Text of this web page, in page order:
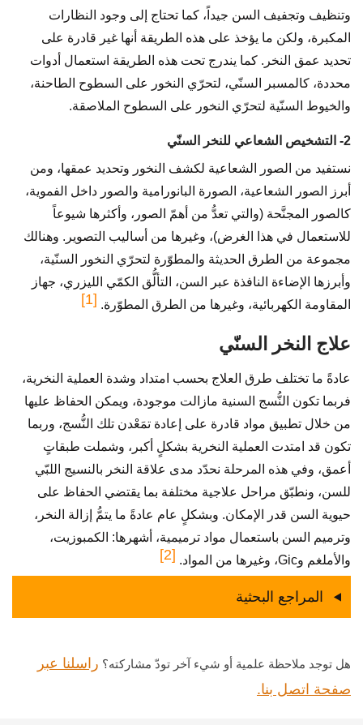
وتنظيف وتجفيف السن جيداً، كما تحتاج إلى وجود النظارات
المكبرة، ولكن ما يؤخذ على هذه الطريقة أنها غير قادرة على
تحديد عمق النخر. كما يندرج تحت هذه الطريقة استعمال أدوات
محددة، كالمسبر السنّي، لتحرّي النخور على السطوح الطاحنة،
والخيوط السنّية لتحرّي النخور على السطوح الملاصقة.
2- التشخيص الشعاعي للنخر السنّي
نستفيد من الصور الشعاعية لكشف النخور وتحديد عمقها، ومن
أبرز الصور الشعاعية، الصورة البانورامية والصور داخل الفموية،
كالصور المجنَّحة (والتي تعدُّ من أهمّ الصور، وأكثرها شيوعاً
للاستعمال في هذا الغرض)، وغيرها من أساليب التصوير. وهنالك
مجموعة من الطرق الحديثة والمطوّرة لتحرّي النخور السنّية،
وأبرزها الإضاءة النافذة عبر السن، التألُّق الكمّي الليزري، جهاز
المقاومة الكهربائية، وغيرها من الطرق المطوّرة. [1]
علاج النخر السنّي
عادةً ما تختلف طرق العلاج بحسب امتداد وشدة العملية النخرية،
فربما تكون النُّسج السنية مازالت موجودة، ويمكن الحفاظ عليها
من خلال تطبيق مواد قادرة على إعادة تمَعْدن تلك النُّسج، وربما
تكون قد امتدت العملية النخرية بشكلٍ أكبر، وشملت طبقاتٍ
أعمق، وفي هذه المرحلة نحدّد مدى علاقة النخر بالنسيج اللبّي
للسن، ونطبّق مراحل علاجية مختلفة بما يقتضي الحفاظ على
حيوية السن قدر الإمكان. وبشكلٍ عام عادةً ما يتمُّ إزالة النخر،
وترميم السن باستعمال مواد ترميمية، أشهرها: الكمبوزيت،
والأملغم وGic، وغيرها من المواد.
[2]
المراجع البحثية
هل توجد ملاحظة علمية أو شيء آخر تودّ مشاركته؟ راسلنا عبر
صفحة اتصل بنا.